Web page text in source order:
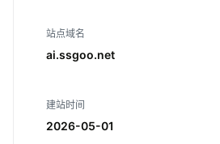
站点域名
ai.ssgoo.net
建站时间
2026-05-01